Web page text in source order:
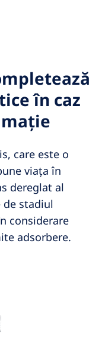
în caz
care este o
viața în
dereglat al
stadiul
considerare
adsorbere.